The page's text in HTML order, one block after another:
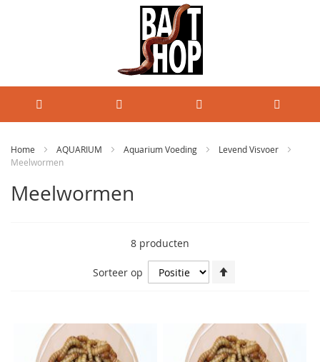
Home AQUARIUM Aquarium Voeding
Levend Visvoer
Meelwormen
Meelwormen
8 producten
Sorteer op
sorteren